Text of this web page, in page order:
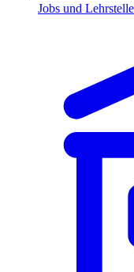
Jobs und